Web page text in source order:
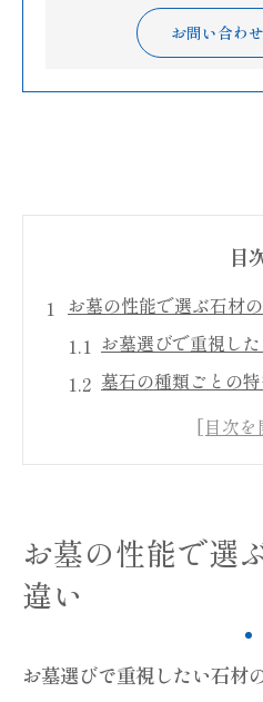
お問い合わ
目
お墓の性能で選ぶ石材
お墓選びで重視し
墓石の種類ごとの
違い
お墓の種類別に見る
お墓の性能で選
違い
お墓選びで重視したい石材